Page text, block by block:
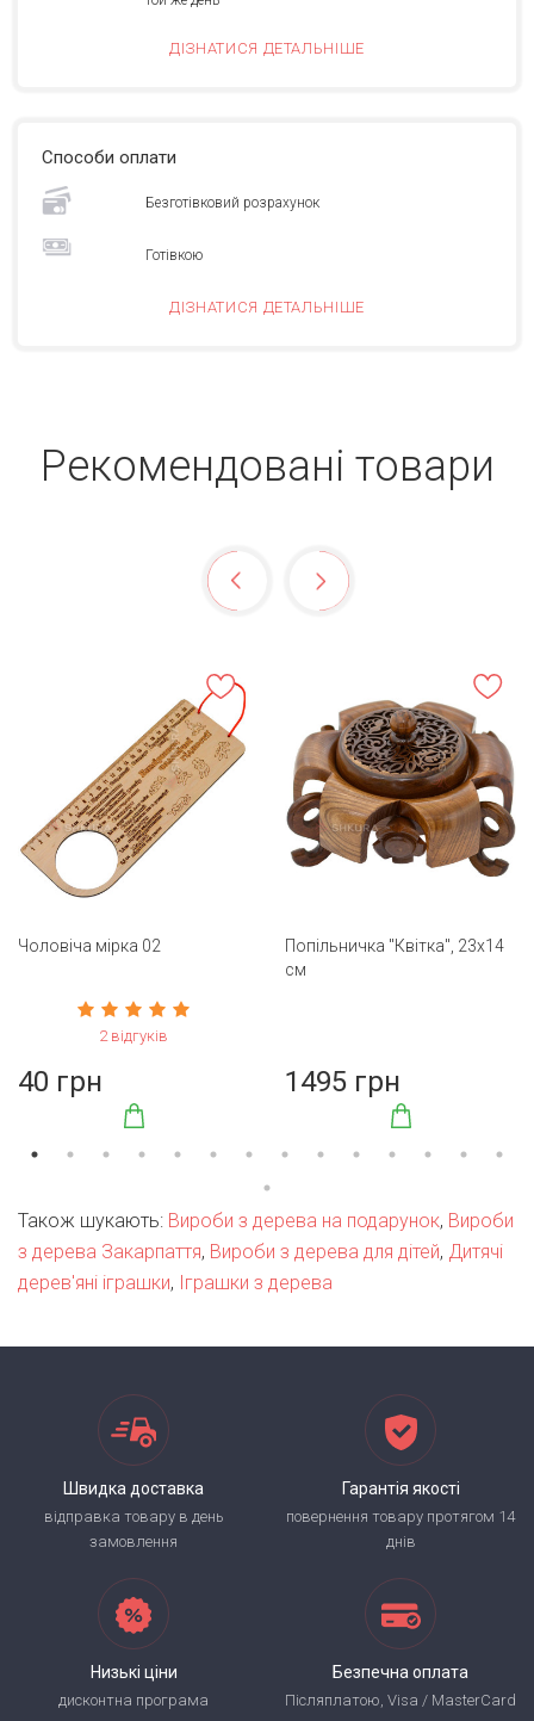
ДІЗНАТИСЯ ДЕТАЛЬНІШЕ
Способи оплати
Безготівковий розрахунок
Готівкою
ДІЗНАТИСЯ ДЕТАЛЬНІШЕ
Рекомендовані товари
Чоловіча мірка 02
2 відгуків
40 грн
Попільничка "Квітка", 23х14
см
1495 грн
Також шукають: Вироби з дерева на подарунок, Вироби
з дерева Закарпаття, Вироби з дерева для дітей, Дитячі
дерев'яні іграшки, Іграшки з дерева
Швидка доставка
відправка товару в день
замовлення
Гарантія якості
повернення товару протягом 14
днів
Низькі ціни
дисконтна програма
Безпечна оплата
Післяплатою, Visa / MasterCard